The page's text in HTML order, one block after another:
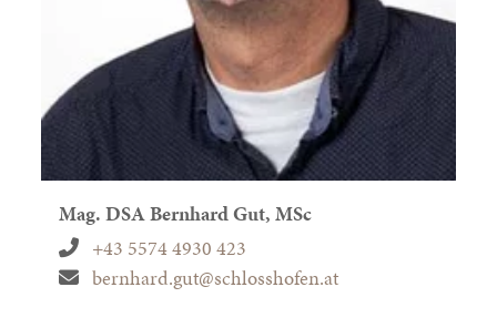
Mag. DSABernhard Gut, MSc
+43 5574 4930 423
bernhard.gut@schlosshofen.at